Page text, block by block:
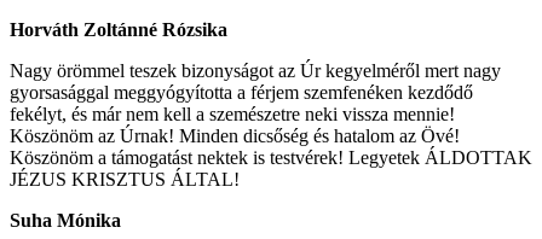
Horváth Zoltánné Rózsika
Nagy örömmel teszek bizonyságot az Úr kegyelméről mert nagy
gyorsasággal meggyógyította a férjem szemfenéken kezdődő
fekélyt, és már nem kell a szemészetre neki vissza mennie!
Köszönöm az Úrnak! Minden dicsőség és hatalom az Övé!
Köszönöm a támogatást nektek is testvérek! Legyetek ÁLDOTTAK
JÉZUS KRISZTUS ÁLTAL!
Suha Mónika